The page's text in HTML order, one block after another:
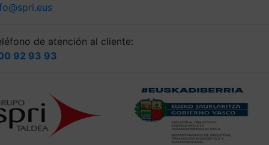
de atención al cliente:
92 93 93